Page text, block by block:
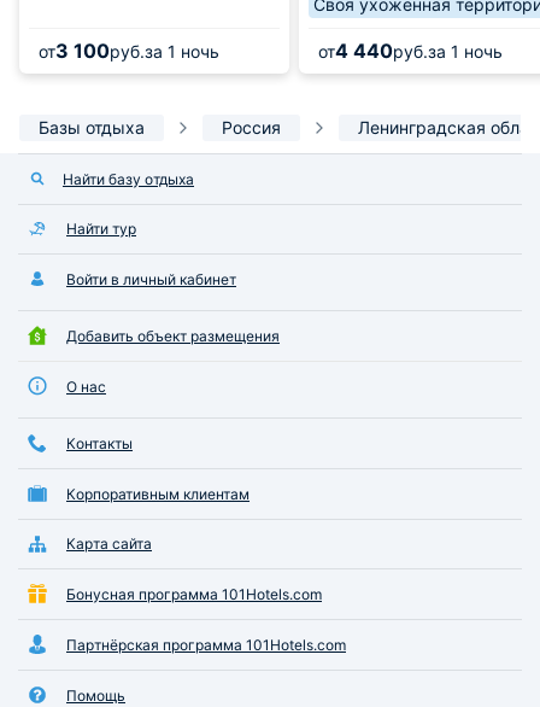
от3 100руб.за 1 ночь
Своя ухоженная
от4 440руб.за 1 ночь
Базы отдыха Россия Ленинградская
Найти базу отдыха
Найти тур
Войти в личный кабинет
Добавить объект размещения
О нас
Контакты
Корпоративным клиентам
Карта сайта
Бонусная программа 101Hotels.com
Партнёрская программа 101Hotels.com
Помощь